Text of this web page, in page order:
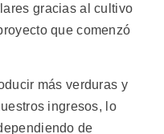
gracias al cultivo
que comenzó
más verduras y
ingresos, lo
de